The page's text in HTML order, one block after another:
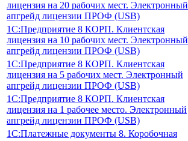
лицензия на 20 рабочих мест. Электронный
апгрейд лицензии ПРОФ (USB)
1С:Предприятие 8 КОРП. Клиентская
лицензия на 10 рабочих мест. Электронный
апгрейд лицензии ПРОФ (USB)
1С:Предприятие 8 КОРП. Клиентская
лицензия на 5 рабочих мест. Электронный
апгрейд лицензии ПРОФ (USB)
1С:Предприятие 8 КОРП. Клиентская
лицензия на 1 рабочее место. Электронный
апгрейд лицензии ПРОФ (USB)
1С:Платежные документы 8. Коробочная